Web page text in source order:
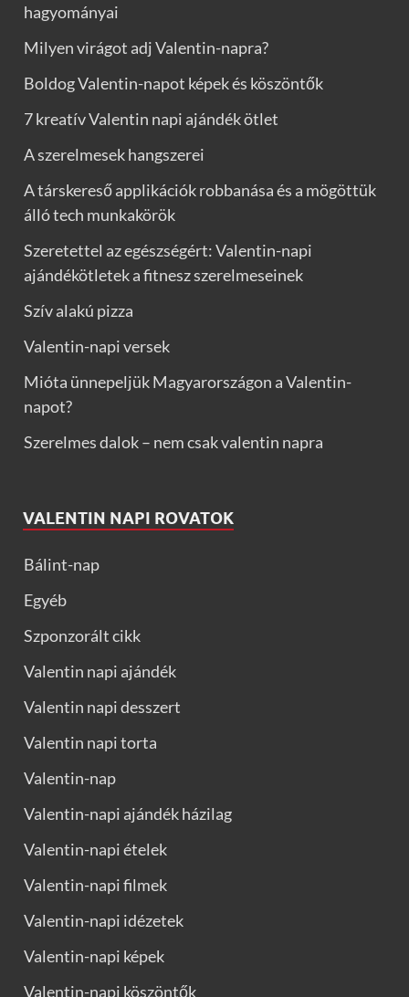
hagyományai
Milyen virágot adj Valentin-napra?
Boldog Valentin-napot képek és köszöntők
7 kreatív Valentin napi ajándék ötlet
A szerelmesek hangszerei
A társkereső applikációk robbanása és a mögöttük
álló tech munkakörök
Szeretettel az egészségért: Valentin-napi
ajándékötletek a fitnesz szerelmeseinek
Szív alakú pizza
Valentin-napi versek
Mióta ünnepeljük Magyarországon a Valentin-
napot?
Szerelmes dalok – nem csak valentin napra
VALENTIN NAPI ROVATOK
Bálint-nap
Egyéb
Szponzorált cikk
Valentin napi ajándék
Valentin napi desszert
Valentin napi torta
Valentin-nap
Valentin-napi ajándék házilag
Valentin-napi ételek
Valentin-napi filmek
Valentin-napi idézetek
Valentin-napi képek
Valentin-napi köszöntők